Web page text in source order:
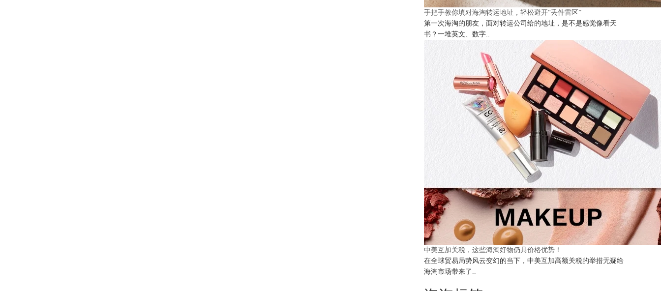
手把手教你填对海淘转运地址，轻松避开“丢件雷区”
第一次海淘的朋友，面对转运公司给的地址，是不是感觉像看天
书？一堆英文、数字..
中美互加关税，这些海淘好物仍具价格优势！
在全球贸易局势风云变幻的当下，中美互加高额关税的举措无疑给
海淘市场带来了..